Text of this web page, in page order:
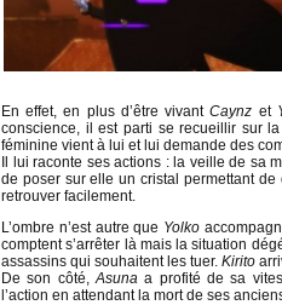
En effet, en plus d’être vivantCaynz et
conscience, il est parti se recueillir sur
féminine vient à lui et lui demande des
Il lui raconte ses actions : la veille de sa
de poser sur elle un cristal permettant
retrouver facilement.
L’ombre n’est autre que Yolko
comptent s’arrêter là mais la situation
assassins qui souhaitent les tuer. Kirito
De son côté,Asunaa profité de sa
l’action en attendant la mort de ses